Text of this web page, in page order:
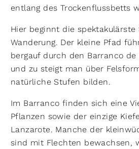
entlang des Trockenflussbetts
Hier beginnt die spektakulärste
Wanderung. Der kleine Pfad
bergauf durch den Barranco de
und zu steigt man über
natürliche Stufen bilden.
Im Barranco finden sich eine
Pflanzen sowie der einzige
Lanzarote. Manche der
sind mit Flechten bewachsen,